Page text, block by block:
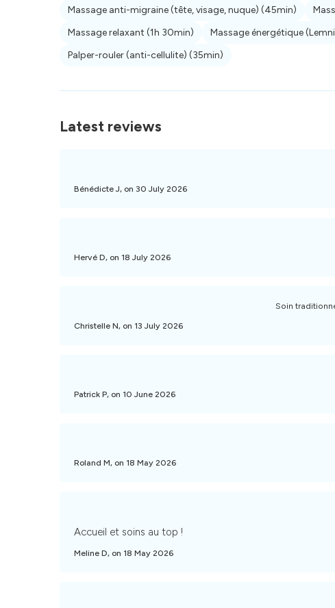
Massage anti-migraine (tête, visage, nuque) (45min)
Massage relaxant (1h 30min) Massage énergétique
Palper-rouler (anti-cellulite) (35min)
Latest reviews
Bénédicte J, on 30 July 2026
Hervé D, on 18 July 2026
Soin
Christelle N, on 13 July 2026
Patrick P, on 10 June 2026
Roland M, on 18 May 2026
Accueil et soins au top !
Meline D, on 18 May 2026